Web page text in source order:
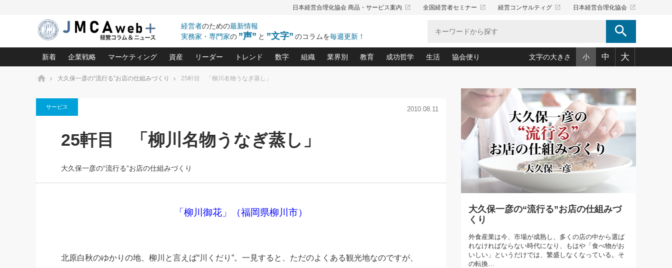
日本経営合理化協会 商品・サービス案内 launch 全国経営者セミナー launch 経営コンサルティグ launch 日本経営合理化協会 launch
経営者のための最新情報
実務家・専門家の ”声” と ”文字” のコラムを毎週更新！ search
新着
2026.08.7
がよいのでしょうか！
2026.08.7
FOOD & LIFE COMPANIES
2026.08.5
第86回 「言葉狩り」
もっとみる
企業戦略
中小企業の「１位づくり」戦略(96)
利益を最大化する「業務改善」横田尚哉氏(5)
強い会社を築く ビジネス・クリニック(240)
日本レーザー「人を大切にしながら利益を上げる経営」の極意
武器としてのM&A入門(3)
マーケティング
ロングセラーの玉手箱(9)
は(5)
最高の自分を表現する 成功イメージ戦略(77)
資産
中国経済の最新動向(204)
事業承継の前に、決めておきたい、知っておきたい、やってお
会社と社長のための資産管理講座(95)
リーダー
ピョートル・F・グジバチの『経営戦略の新常識』(12)
酒井英之の社長のビジョン実現道場(10)
トレンド
北村森の「今月のヒット商品」(109)
数字
会社を守り抜くための緊急対策(100)
強い決算書の会社はココが違う！(36)
賢い社長の「経理財務の見どころ・勘どころ・ツッコミどこ
組織
賃金決定の定石(68)
顧客・社員・社会から支持される「ウェルビーイング経営入
業界別
大久保一彦の“流行る”お店の仕組みづくり(210)
教育
あなただからお願いしたいと思われる 気配りの達人(127)
クレーム対応 実践マニュアル(92)
デキル社員に育てる！ 社員教育の決め手(203)
東川鷹年の「中小企業の人育て」(38)
成功哲学
中国哲学に学ぶ 不況は会社守成の好機(38)
令和時代の「社長の人間力の磨き方」(86)
先人の名句名言の教え 東洋思想に学ぶ経営学(132)
渡部昇一の「日本の指導者たち」(32)
経営に活かす“十八史略”(30)
生活
おのころ心平の ──社長のための「か・ら・だマネジメント」
(50)
デジタルＡＶを味方に！新・仕事術(180)
リーダー脳の鍛え方(32)
ワインを楽しむ基礎レッスン(12)
必読！社長が読むべき今月の4冊(88)
眼と耳で楽しむ読書術(162)
社長の「氣」(30)
米国スポーツ・ビジネスに学ぶ心理学(98)
高橋一喜の『これぞ！"本物の温泉"』(157)
協会便り
「愛読者通信」著者インタビュー(44)
ビジネス見聞録 経営ニュース(100)
作間信司の経営無形庵(けいえいむぎょうあん)(166)
経営セミナー情報局(1)
繁栄への着眼点 牟田太陽(76)
講話を聞いて学ぼう 実学・耳学・磨く「ミミガク」のすすめ
文字の大きさ 小 中 大
ホーム 大久保一彦の“流行る”お店の仕組みづくり 25軒目 「柳川名物うなぎ蒸し」
サービス 2010.08.11
25軒目 「柳川名物うなぎ蒸し」
大久保一彦の“流行る”お店の仕組みづくり
「柳川御花」（福岡県柳川市）
北原白秋のゆかりの地、柳川と言えば“川くだり”。一見すると、ただのよくある観光地なのですが、
大久保一彦の“流行る”お店の仕組みづ
くり
外食産業は今、市場が成熟し、多くの店の中から選ば
れなければならない時代になり、もはや「食べ物がお
いしい」というだけでは、繁盛しなくなっている。そ
の転換…